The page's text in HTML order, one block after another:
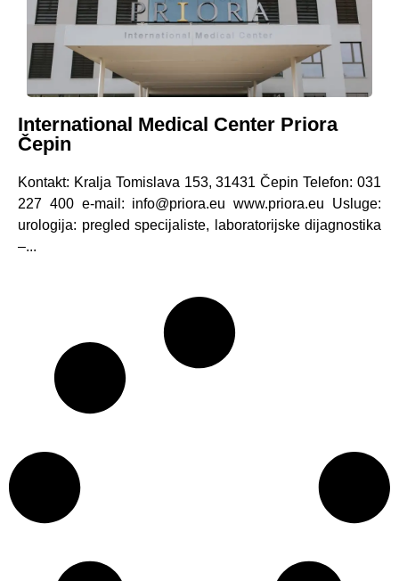
International Medical Center Priora
Čepin
Kontakt: Kralja Tomislava 153, 31431 Čepin Telefon: 031
227 400 e-mail: info@priora.eu www.priora.eu Usluge:
urologija: pregled specijaliste, laboratorijske dijagnostika
–...